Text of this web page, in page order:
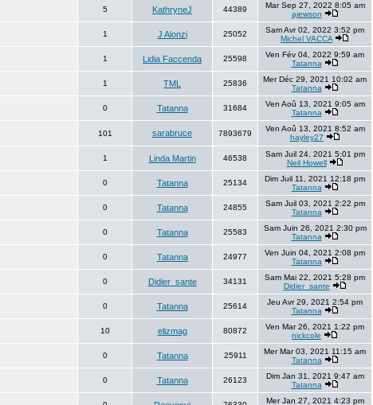
5 KathryneJ 44389
Mar Sep 27, 2022 8:05 am
ajewson
1 J Alonzi 25052
Sam Avr 02, 2022 3:52 pm
Michel VACCA
1 Lidia Faccenda 25598
Ven Fév 04, 2022 9:59 am
Tatanna
1 TML 25836
Mer Déc 29, 2021 10:02 am
Tatanna
0 Tatanna 31684
Ven Aoû 13, 2021 9:05 am
Tatanna
101 sarabruce 7893679
Ven Aoû 13, 2021 8:52 am
hayley27
1 Linda Martin 46538
Sam Juil 24, 2021 5:01 pm
Neil Howell
0 Tatanna 25134
Dim Juil 11, 2021 12:18 pm
Tatanna
0 Tatanna 24855
Sam Juil 03, 2021 2:22 pm
Tatanna
0 Tatanna 25583
Sam Juin 26, 2021 2:30 pm
Tatanna
0 Tatanna 24977
Ven Juin 04, 2021 2:08 pm
Tatanna
0 Didier_sante 34131
Sam Mai 22, 2021 5:28 pm
Didier_sante
0 Tatanna 25614
Jeu Avr 29, 2021 2:54 pm
Tatanna
10 elizmag 80872
Ven Mar 26, 2021 1:22 pm
nickcole
0 Tatanna 25911
Mer Mar 03, 2021 11:15 am
Tatanna
0 Tatanna 26123
Dim Jan 31, 2021 9:47 am
Tatanna
Mer Jan 27, 2021 4:23 pm